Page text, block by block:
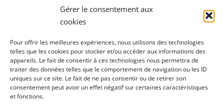
Gérer le consentement aux
cookies
Pour offrir les meilleures expériences, nous utilisons des technologies
telles que les cookies pour stocker et/ou accéder aux informations des
appareils. Le fait de consentir à ces technologies nous permettra de
traiter des données telles que le comportement de navigation ou les ID
uniques sur ce site. Le fait de ne pas consentir ou de retirer son
consentement peut avoir un effet négatif sur certaines caractéristiques
et fonctions.
2 Rue Dame Pernette
Horaires
Lundi de 8h15 à 12h
Mardi de 8h15 à 12h
Mercredi 8h15 à 12h
Jeudi de 8h15 à 12h - 16h à 18h00